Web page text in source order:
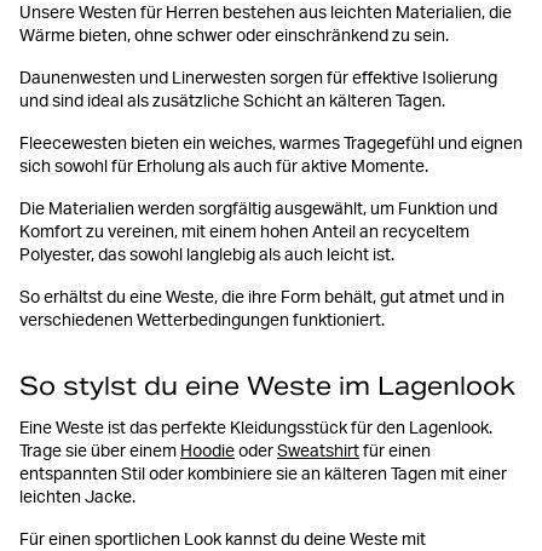
Unsere Westen für Herren bestehen aus leichten Materialien, die
Wärme bieten, ohne schwer oder einschränkend zu sein.
Daunenwesten und Linerwesten sorgen für effektive Isolierung
und sind ideal als zusätzliche Schicht an kälteren Tagen.
Fleecewesten bieten ein weiches, warmes Tragegefühl und eignen
sich sowohl für Erholung als auch für aktive Momente.
Die Materialien werden sorgfältig ausgewählt, um Funktion und
Komfort zu vereinen, mit einem hohen Anteil an recyceltem
Polyester, das sowohl langlebig als auch leicht ist.
So erhältst du eine Weste, die ihre Form behält, gut atmet und in
verschiedenen Wetterbedingungen funktioniert.
So stylst du eine Weste im Lagenlook
Eine Weste ist das perfekte Kleidungsstück für den Lagenlook.
Trage sie über einem Hoodie oder Sweatshirt für einen
entspannten Stil oder kombiniere sie an kälteren Tagen mit einer
leichten Jacke.
Für einen sportlichen Look kannst du deine Weste mit